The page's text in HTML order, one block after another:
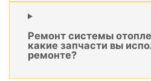
Ремонт системы
какие запчасти вы
ремонте?